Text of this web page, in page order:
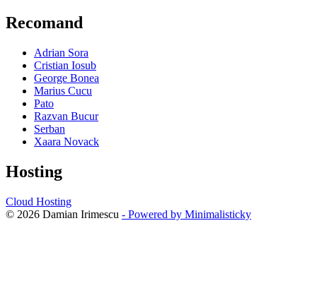
Recomand
Adrian Sora
Cristian Iosub
George Bonea
Marius Cucu
Pato
Razvan Bucur
Serban
Xaara Novack
Hosting
Cloud Hosting
© 2026 Damian Irimescu - Powered by Minimalisticky